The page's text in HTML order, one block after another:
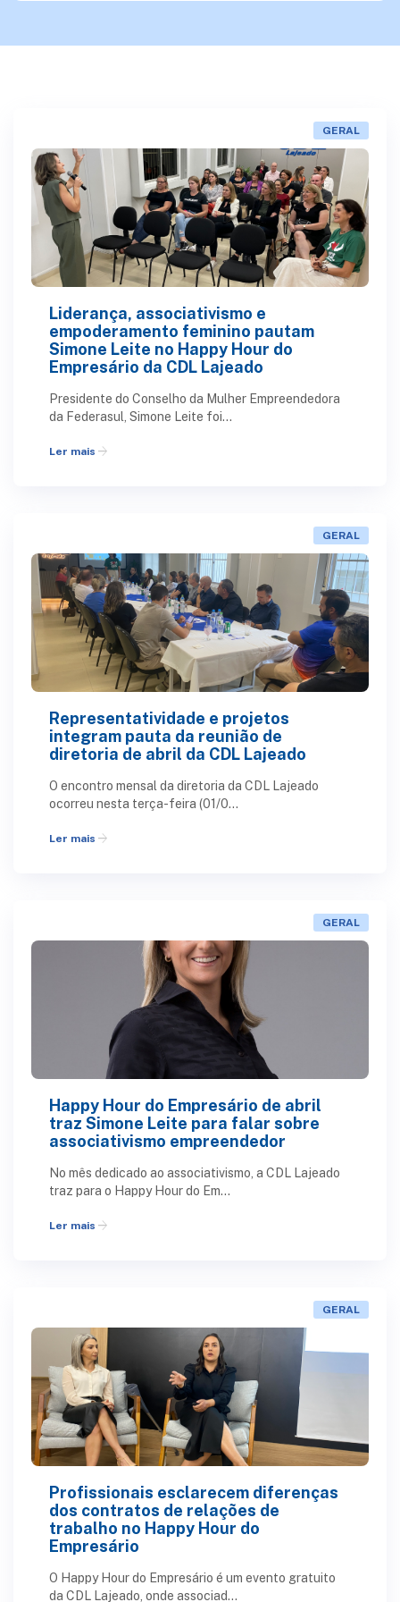
GERAL
Liderança, associativismo e
empoderamento feminino pautam
Simone Leite no Happy Hour do
Empresário da CDL Lajeado
Presidente do Conselho da Mulher Empreendedora
da Federasul, Simone Leite foi...
Ler mais arrow_forward
GERAL
Representatividade e projetos
integram pauta da reunião de
diretoria de abril da CDL Lajeado
O encontro mensal da diretoria da CDL Lajeado
ocorreu nesta terça-feira (01/0...
Ler mais arrow_forward
GERAL
Happy Hour do Empresário de abril
traz Simone Leite para falar sobre
associativismo empreendedor
No mês dedicado ao associativismo, a CDL Lajeado
traz para o Happy Hour do Em...
Ler mais arrow_forward
GERAL
Profissionais esclarecem diferenças
dos contratos de relações de
trabalho no Happy Hour do
Empresário
O Happy Hour do Empresário é um evento gratuito
da CDL Lajeado, onde associad...